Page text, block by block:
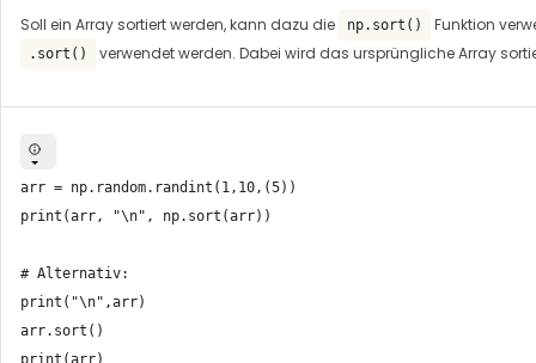
Soll ein Array sortiert werden, kann dazu die np.sort() Funktion
.sort() verwendet werden. Dabei wird das ursprüngliche Array
arr = np.random.randint(1,10,(5))
print(arr, "\n", np.sort(arr))
# Alternativ:
print("\n",arr)
arr.sort()